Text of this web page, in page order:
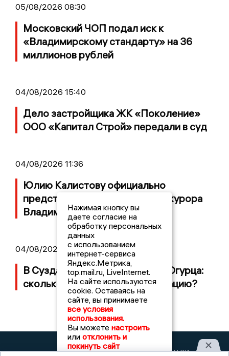
05/08/2026 08:30
Московский ЧОП подал иск к
«Владимирскому стандарту» на 36
миллионов рублей
04/08/2026 15:40
Дело застройщика ЖК «Поколение»
ООО «Капитал Строй» передали в суд
04/08/2026 11:36
Юлию Калистову официально
представили в должности прокурора
Владимирской области
04/08/2026 09:01
В Суздале прошёл Фестиваль Огурца:
сколько потратили на организацию?
2017 © NEWSVLADIMIR.RU | СИ
Нажимая кнопку вы
даете согласие на
обработку персональных
данных
с использованием
интернет-сервиса
Яндекс.Метрика,
top.mail.ru, LiveInternet.
На сайте используются
cookie. Оставаясь на
сайте, вы принимаете
все условия
использования.
Вы можете настроить
или отклонить и
покинуть сайт